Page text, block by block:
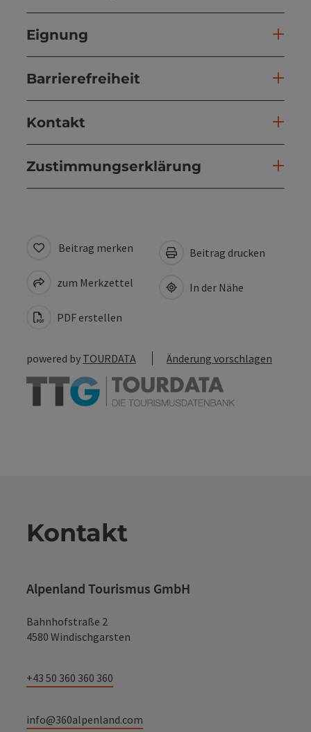
Eignung
Barrierefreiheit
Kontakt
Zustimmungserklärung
Beitrag merken
zum Merkzettel
PDF erstellen
Beitrag drucken
In der Nähe
powered by TOURDATA Änderung vorschlagen
Kontakt
Alpenland Tourismus GmbH
Bahnhofstraße 2
4580 Windischgarsten
+43 50 360 360 360
info@360alpenland.com